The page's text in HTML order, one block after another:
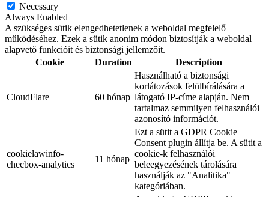
Necessary
Always Enabled
A szükséges sütik elengedhetetlenek a weboldal megfelelő
működéséhez. Ezek a sütik anonim módon biztosítják a weboldal
alapvető funkcióit és biztonsági jellemzőit.
Cookie
Duration Description
CloudFlare 60 hónap
Használható a biztonsági
korlátozások felülbírálására a
látogató IP-címe alapján. Nem
tartalmaz semmilyen felhasználói
azonosító információt.
cookielawinfo-
checbox-analytics
11 hónap
Ezt a sütit a GDPR Cookie
Consent plugin állítja be. A sütit a
cookie-k felhasználói
beleegyezésének tárolására
használják az "Analitika"
kategóriában.